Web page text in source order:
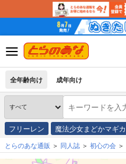
全年齢向け 成年向け
フリーレン 魔法少女まどかマギカ
とらのあな通販 同人誌 初心の会